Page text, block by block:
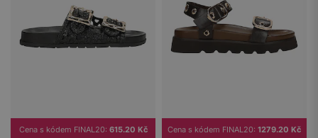
Cena s kódem FINAL20: 615.20 Kč Cena s kódem FINAL20: 1279.20 Kč